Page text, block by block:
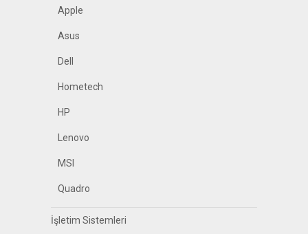
Apple
Asus
Dell
Hometech
HP
Lenovo
MSI
Quadro
İşletim Sistemleri